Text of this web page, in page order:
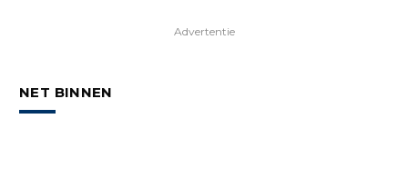
Advertentie
NET BINNEN